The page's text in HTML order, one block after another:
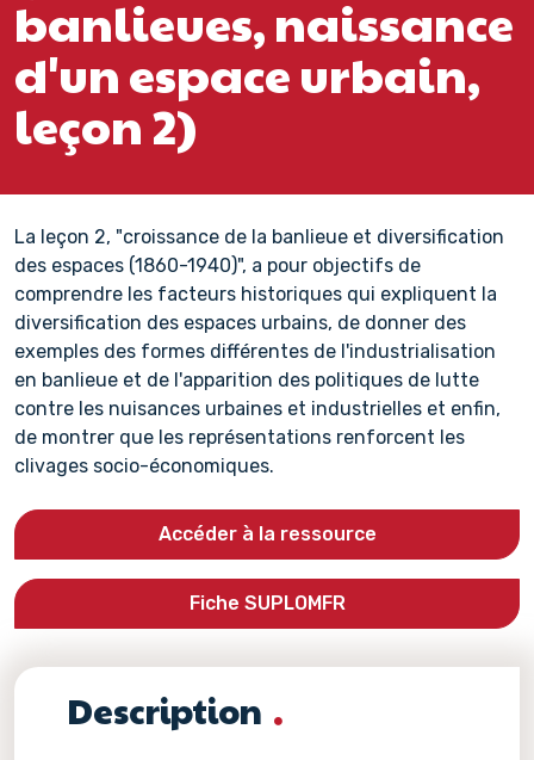
banlieues, naissance
d'un espace urbain,
leçon 2)
La leçon 2, "croissance de la banlieue et diversification
des espaces (1860-1940)", a pour objectifs de
comprendre les facteurs historiques qui expliquent la
diversification des espaces urbains, de donner des
exemples des formes différentes de l'industrialisation
en banlieue et de l'apparition des politiques de lutte
contre les nuisances urbaines et industrielles et enfin,
de montrer que les représentations renforcent les
clivages socio-économiques.
Accéder à la ressource
Fiche SUPLOMFR
Description